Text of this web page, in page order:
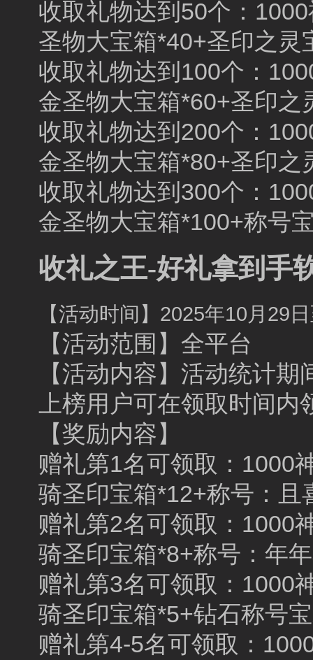
收取礼物达到50个：
圣物大宝箱*40+圣印之灵
收取礼物达到100个：
金圣物大宝箱*60+圣印之
收取礼物达到200个：
金圣物大宝箱*80+圣印之
收取礼物达到300个：
金圣物大宝箱*100+称号
收礼之王-好礼拿到手
【活动时间】2025年10月29
【活动范围】全平台
【活动内容】活动统计
上榜用户可在领取时间内
【奖励内容】
赠礼第1名可领取：1000
骑圣印宝箱*12+称号：且
赠礼第2名可领取：1000
骑圣印宝箱*8+称号：年
赠礼第3名可领取：1000
骑圣印宝箱*5+钻石称号
赠礼第4-5名可领取：